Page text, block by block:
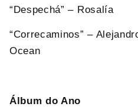
“Despechá” – Rosalía
“Correcaminos” –
Ocean
Álbum do Ano